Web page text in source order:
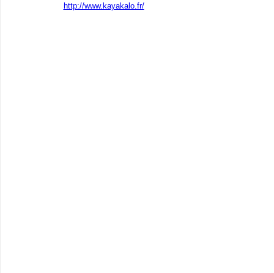
http://www.kayakalo.fr/